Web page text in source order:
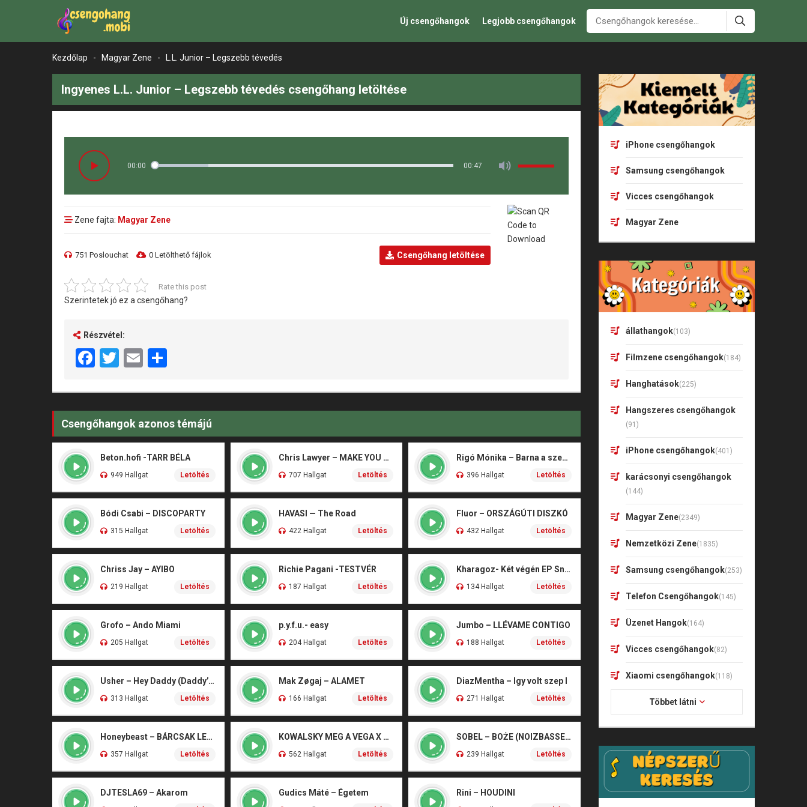
Új csengőhangok Legjobb csengőhangok
Kezdőlap - Magyar Zene - L.L. Junior – Legszebb tévedés
Ingyenes L.L. Junior – Legszebb tévedés csengőhang letöltése
00:00 00:47
Zene fajta: Magyar Zene
751 Poslouchat 0 Letölthető fájlok Csengőhang letöltése
Rate this post
Szerintetek jó ez a csengőhang?
Részvétel:
Facebook
Twitter
Email
Csengőhangok azonos témájú
Beton.hofi -TARR BÉLA
949 Hallgat Letöltés
Chris Lawyer – MAKE YOU FLY
707 Hallgat Letöltés
Rigó Mónika – Barna a szeme
396 Hallgat Letöltés
Bódi Csabi – DISCOPARTY
315 Hallgat Letöltés
HAVASI — The Road
422 Hallgat Letöltés
Fluor – ORSZÁGÚTI DISZKÓ
432 Hallgat Letöltés
Chriss Jay – AYIBO
219 Hallgat Letöltés
Richie Pagani -TESTVÉR
187 Hallgat Letöltés
Kharagoz- Két végén EP Snitt
134 Hallgat Letöltés
Grofo – Ando Miami
205 Hallgat Letöltés
p.y.f.u.- easy
204 Hallgat Letöltés
Jumbo – LLÉVAME CONTIGO
188 Hallgat Letöltés
Usher – Hey Daddy (Daddy’s Home)
313 Hallgat Letöltés
Mak Zøgaj – ALAMET
166 Hallgat Letöltés
DiazMentha – Igy volt szep I
271 Hallgat Letöltés
Honeybeast – BÁRCSAK LENNÉK
357 Hallgat Letöltés
KOWALSKY MEG A VEGA X SZEBÉNYI DANI – CSÓNAK
562 Hallgat Letöltés
SOBEL – BOŻE (NOIZBASSES REMIX)
239 Hallgat Letöltés
DJTESLA69 – Akarom Gudics Máté – Égetem Rini – HOUDINI
iPhone csengőhangok
Samsung csengőhangok
Vicces csengőhangok
Magyar Zene
állathangok(103)
Filmzene csengőhangok(184)
Hanghatások(225)
Hangszeres csengőhangok
(91)
iPhone csengőhangok(401)
karácsonyi csengőhangok
(144)
Magyar Zene(2349)
Nemzetközi Zene(1835)
Samsung csengőhangok(253)
Telefon Csengőhangok(145)
Üzenet Hangok(164)
Vicces csengőhangok(82)
Xiaomi csengőhangok(118)
Többet látni